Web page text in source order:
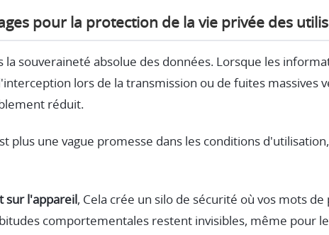
pour la protection de la vie privée des
la souveraineté absolue des données. Lorsque les
lors de la transmission ou de fuites massives
réduit.
plus une vague promesse dans les conditions
sur l'appareil , Cela crée un silo de sécurité où vos mots de
comportementales restent invisibles, même pour